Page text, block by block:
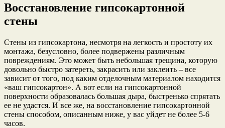
Восстановление гипсокартонной
стены
Стены из гипсокартона, несмотря на легкость и простоту их
монтажа, безусловно, более подвержены различным
повреждениям. Это может быть небольшая трещина, которую
довольно быстро затереть, закрасить или заклеить – все
зависит от того, под каким отделочным материалом находится
«ваш гипсокартон». А вот если на гипсокартонной
поверхности образовалась большая дыра, быстренько спрятать
ее не удастся. И все же, на восстановление гипсокартонной
стены способом, описанным ниже, у вас уйдет не более 5-6
часов.